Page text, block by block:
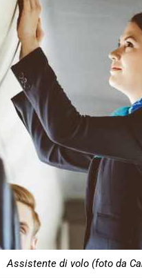
Assistente di volo (foto da